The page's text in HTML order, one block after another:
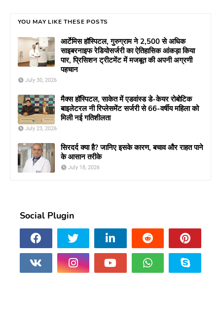
YOU MAY LIKE THESE POSTS
आर्टेमिस हॉस्पिटल, गुरुग्राम ने 2,500 से अधिक
साइबरनाइफ रेडियोसर्जरी का ऐतिहासिक आंकड़ा किया
पार, प्रिसिशन ट्रीटमेंट में मजबूत की अपनी अग्रणी
पहचान
July 30, 2026
मैक्स हॉस्पिटल, साकेत में एडवांस्ड डे-केयर रोबोटिक
बाइलेटरल नी रिप्लेसमेंट सर्जरी से 66-वर्षीय महिला को
मिली नई गतिशीलता
July 23, 2026
सिरदर्द क्या है? जानिए इसके कारण, बचाव और राहत पाने
के आसान तरीके
July 18, 2026
Social Plugin